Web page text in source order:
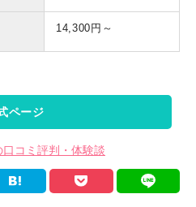
14,300円～
ページ
コミ評判・体験談